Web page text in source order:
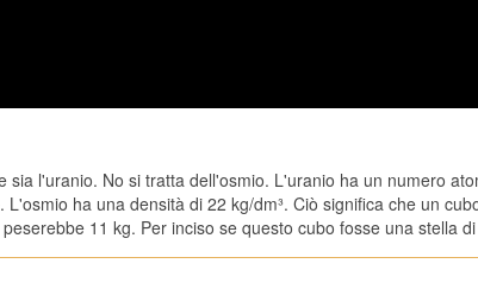
sia l'uranio. No si tratta dell'osmio. L'uranio ha un numero
ha una densità di 22 kg/dm³. Ciò significa che un
11 kg. Per inciso se questo cubo fosse una stella